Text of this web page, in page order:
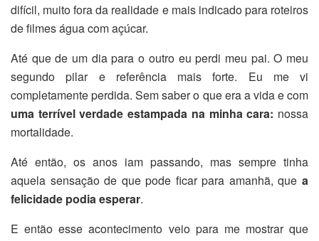
difícil, muito fora da realidade e mais indicado para roteiros
de filmes água com açúcar.
Até que de um dia para o outro eu perdi meu pai. O meu
segundo pilar e referência mais forte. Eu me vi
completamente perdida. Sem saber o que era a vida e com
uma terrível verdade estampada na minha cara: nossa
mortalidade.
Até então, os anos iam passando, mas sempre tinha
aquela sensação de que pode ficar para amanhã, que a
felicidade podia esperar.
E então esse acontecimento veio para me mostrar que